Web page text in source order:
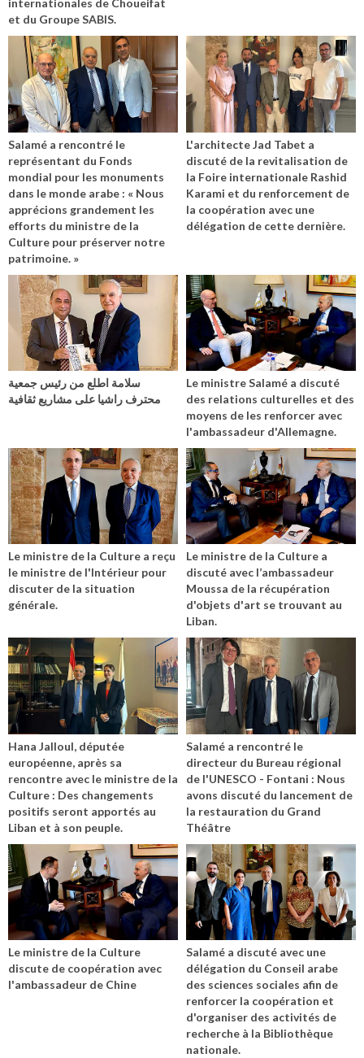
internationales de Choueifat
et du Groupe SABIS.
Salamé a rencontré le
représentant du Fonds
mondial pour les monuments
dans le monde arabe : « Nous
apprécions grandement les
efforts du ministre de la
Culture pour préserver notre
patrimoine. »
L'architecte Jad Tabet a
discuté de la revitalisation de
la Foire internationale Rashid
Karami et du renforcement de
la coopération avec une
délégation de cette dernière.
سلامة اطلع من رئيس جمعية
محترف راشيا على مشاريع ثقافية
Le ministre Salamé a discuté
des relations culturelles et des
moyens de les renforcer avec
l'ambassadeur d'Allemagne.
Le ministre de la Culture a reçu
le ministre de l'Intérieur pour
discuter de la situation
générale.
Le ministre de la Culture a
discuté avec l’ambassadeur
Moussa de la récupération
d'objets d'art se trouvant au
Liban.
Hana Jalloul, députée
européenne, après sa
rencontre avec le ministre de la
Culture : Des changements
positifs seront apportés au
Liban et à son peuple.
Salamé a rencontré le
directeur du Bureau régional
de l'UNESCO - Fontani : Nous
avons discuté du lancement de
la restauration du Grand
Théâtre
Le ministre de la Culture
discute de coopération avec
l'ambassadeur de Chine
Salamé a discuté avec une
délégation du Conseil arabe
des sciences sociales afin de
renforcer la coopération et
d'organiser des activités de
recherche à la Bibliothèque
nationale.